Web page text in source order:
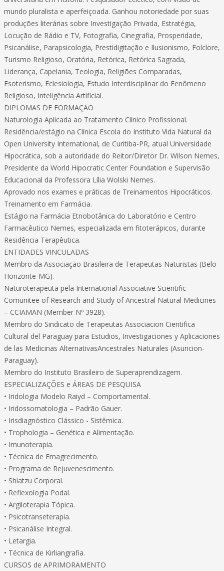
mundo pluralista e aperfeiçoada. Ganhou notoriedade por suas
produções literárias sobre Investigação Privada, Estratégia,
Locução de Rádio e TV, Fotografia, Cinegrafia, Prosperidade,
Psicanálise, Parapsicologia, Prestidigitação e Ilusionismo, Folclore,
Turismo Religioso, Oratória, Retórica, Retórica Sagrada,
Liderança, Capelania, Teologia, Religiões Comparadas,
Esoterismo, Eclesiologia, Estudo Interdisciplinar do Fenômeno
Religioso, Inteligência Artificial.
DIPLOMAS DE FORMAÇÃO
Naturologia Aplicada ao Tratamento Clínico Profissional.
Residência/estágio na Clínica Escola do Instituto Vida Natural da
Open University International, de Curitiba-PR, atual Universidade
Hipocrática, sob a autoridade do Reitor/Diretor Dr. Wilson Nemes,
Presidente da World Hipocratic Center Foundation e Supervisão
Educacional da Professora Lília Wolski Nemes.
Aprovado nos exames e práticas de Treinamentos Hipocráticos.
Treinamento em Farmácia.
Estágio na Farmácia Etnobotânica do Laboratório e Centro
Farmacêutico Nemes, especializada em fitoterápicos, durante
Residência Terapêutica.
ENTIDADES VINCULADAS
Membro da Associação Brasileira de Terapeutas Naturistas (Belo
Horizonte-MG).
Naturoterapeuta pela International Associative Scientific
Comunitee of Research and Study of Ancestral Natural Medicines
– CCIAMAN (Member Nº 3928).
Membro do Sindicato de Terapeutas Associacion Cientifica
Cultural del Paraguay para Estudios, Investigaciones y Aplicaciones
de las Medicinas AlternativasAncestrales Naturales (Asuncion-
Paraguay).
Membro do Instituto Brasileiro de Superaprendizagem.
ESPECIALIZAÇÕES e ÁREAS DE PESQUISA
• Iridologia Modelo Raiyd – Comportamental.
• Iridossomatologia – Padrão Gauer.
• Irisdiagnóstico Clássico - Sistêmica.
• Trophologia – Genética e Alimentação.
• Imunoterapia.
• Técnica de Emagrecimento.
• Programa de Rejuvenescimento.
• Shiatzu Corporal.
• Reflexologia Podal.
• Argiloterapia Tópica.
• Psicotranseterapia.
• Psicanálise Integral.
• Letargia.
• Técnica de Kirliangrafia.
CURSOS de APRIMORAMENTO